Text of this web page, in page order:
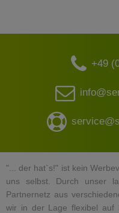
+49
"... der hat`s!" ist kein
uns selbst. Durch unser
Partnernetz aus
wir in der Lage flexibel auf